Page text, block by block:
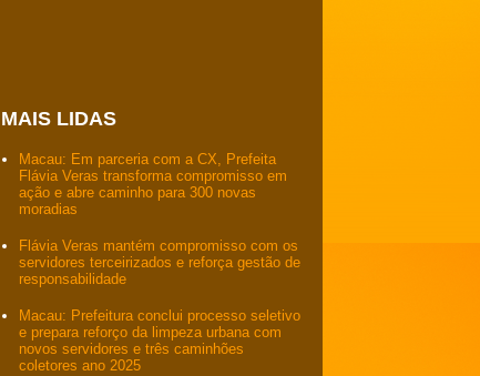
MAIS LIDAS
Macau: Em parceria com a CX, Prefeita
Flávia Veras transforma compromisso em
ação e abre caminho para 300 novas
moradias
Flávia Veras mantém compromisso com os
servidores terceirizados e reforça gestão de
responsabilidade
Macau: Prefeitura conclui processo seletivo
e prepara reforço da limpeza urbana com
novos servidores e três caminhões
coletores ano 2025